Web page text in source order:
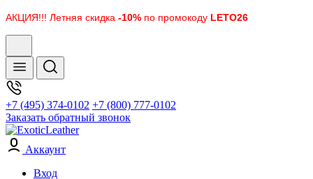
АКЦИЯ!!! Летняя скидка -10% по промокоду LETO26
+7 (495) 374-0102 +7 (800) 777-0102
Заказать обратный звонок
Аккаунт
Вход